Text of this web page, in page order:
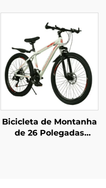
26 e 29 Polegadas para
Adultos Homens e
Mulheres Velocidade
Variável Bicicleta de
Aço para Estudantes
Práticas ao Ar Livre
Bicicleta de Montanha
de 26 Polegadas